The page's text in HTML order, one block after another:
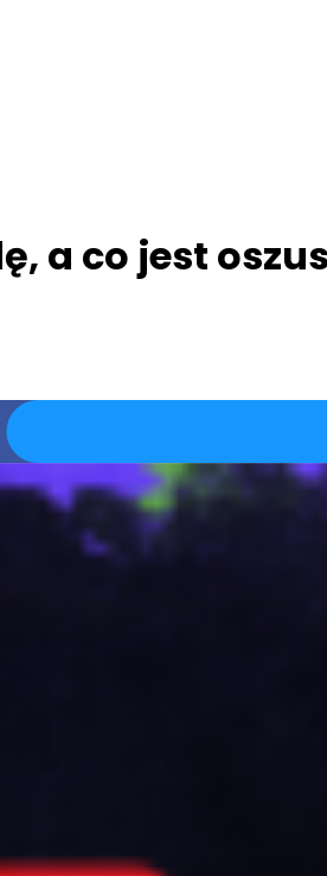
a co jest